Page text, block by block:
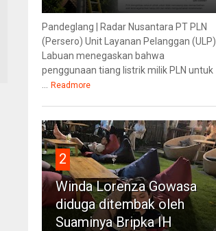
Pandeglang | Radar Nusantara PT PLN
(Persero) Unit Layanan Pelanggan (ULP)
Labuan menegaskan bahwa
penggunaan tiang listrik milik PLN untuk
Readmore
2
Winda Lorenza Gowasa
diduga ditembak oleh
Suaminya Bripka IH